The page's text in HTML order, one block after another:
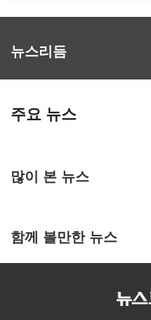
뉴스리듬
주요 뉴스
많이 본 뉴스
함께 볼만한 뉴스